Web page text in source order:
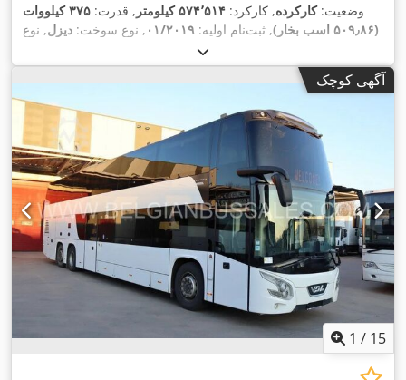
وضعیت:کارکرده, کارکرد: ۵۷۴٬۵۱۴ کیلومتر , قدرت:
۳۷۵ کیلووات
(۵۰۹٫۸۶ اسب بخار)
, ثبت‌نام اولیه: ۰۱/۲۰۱۹ , نوع سوخت: دیزل, نوع
, کلاس انتشار:یورو ۶
سال ساخت:۲۰۱۹, تجهیزات:اِی‌بی‌اِس‎, برنامه پایداری الکترونیکی
مرکزی, چراغ مه شکن, کروز کنترل, کنترل کشش
آگهی کوچک
1 / 15